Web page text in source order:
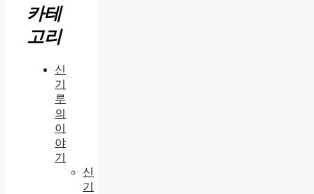
카테
고리
신
기
루
의
이
야
기
신
기